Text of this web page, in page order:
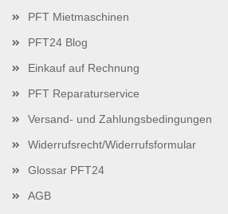
PFT Mietmaschinen
PFT24 Blog
Einkauf auf Rechnung
PFT Reparaturservice
Versand- und Zahlungsbedingungen
Widerrufsrecht/Widerrufsformular
Glossar PFT24
AGB